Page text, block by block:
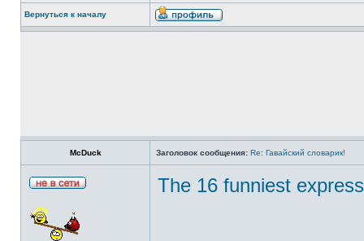
Вернуться к началу
McDuck Заголовок сообщения: Re: Гавайский словарик!
The 16 funniest